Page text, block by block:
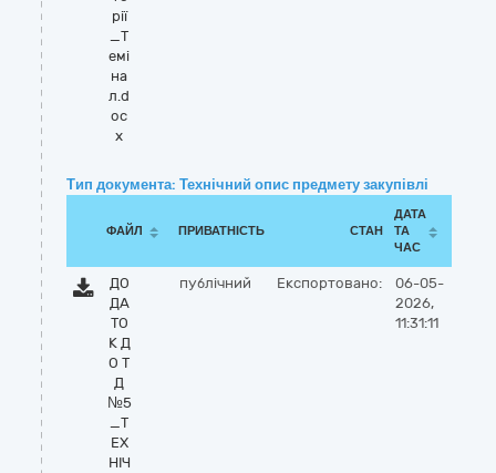
рії
_Т
емі
на
л.d
oc
x
Тип документа: Технічний опис предмету закупівлі
ФАЙЛ ПРИВАТНІСТЬ СТАН
ДАТА
ТА
ЧАС
ДО
ДА
ТО
К Д
О Т
Д
№5
_Т
ЕХ
НІЧ
публічний Експортовано:
06-05-
2026,
11:31:11